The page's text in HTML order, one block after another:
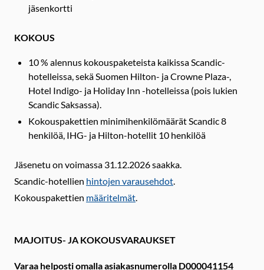
jäsenkortti
KOKOUS
10 % alennus kokouspaketeista kaikissa Scandic-
hotelleissa, sekä Suomen Hilton- ja Crowne Plaza-,
Hotel Indigo- ja Holiday Inn -hotelleissa (pois lukien
Scandic Saksassa).
Kokouspakettien minimihenkilömäärät Scandic 8
henkilöä, IHG- ja Hilton-hotellit 10 henkilöä
Jäsenetu on voimassa 31.12.2026 saakka.
Scandic-hotellien hintojen varausehdot
Kokouspakettien määritelmät
MAJOITUS- JA KOKOUSVARAUKSET
Varaa helposti omalla asiakasnumerolla D000041154